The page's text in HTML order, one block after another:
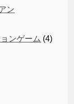
ン
ンゲーム (4)